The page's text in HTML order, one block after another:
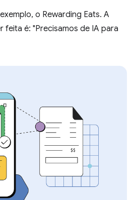
o Rewarding Eats. A
feita é: "Precisamos de IA para